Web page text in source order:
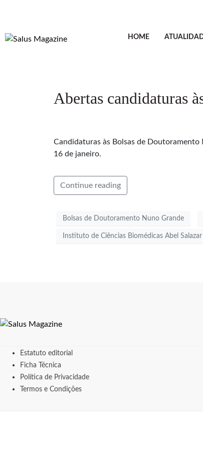
HOME
Abertas candidaturas
Candidaturas às Bolsas de
16 de janeiro.
Continue reading
Bolsas de Doutoramento Nuno Grande
Instituto de Ciências Biomédicas Abel
Estatuto editorial
Ficha Técnica
Política de Privacidade
Termos e Condições